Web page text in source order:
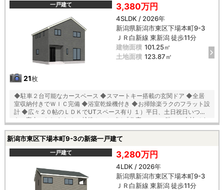
一戸建て
21枚
3,380万円
4SLDK / 2026年
新潟県新潟市東区下場本町9-3
ＪＲ白新線 東新潟 徒歩11分
建物面積 101.25㎡
土地面積 123.87㎡
◆駐車２台可能なカースペース ◆スマートキー搭載の玄関ドア ◆全居
室収納付きでＷＩＣ完備 ◆浴室乾燥機付き ◆お掃除楽ラクのフラット設
計 ◆広々２０帖のＬＤＫでUTスペース有り １）平日、土日祝日いつで
もご案内いたします ２）越後ホームズは「住宅ローンに強い」会社です
プレゼントキャンペーン実施中 ■自動洗浄機能付きの外壁サイディング
■地震に強い「耐震等級３」の家！ ■厳しい第三者機関検査による「住
宅性能評価」W取得！ ■「ベタ基礎」「地盤改良工事」実施！ ■安心の
建物１０年保証（最大３５年まで延長可） ■年中無休のアフターサービ
スコールセンター設置 ■浴室乾燥機で天候に左右されずお洗濯が可能
【教育】 中野山小学校 徒歩１０分 石山中学校 徒歩１２分
新潟市東区下場本町9-3の新築一戸建て
一戸建て 3,280万円
4LDK / 2026年
新潟県新潟市東区下場本町9-3
ＪＲ白新線 東新潟 徒歩11分